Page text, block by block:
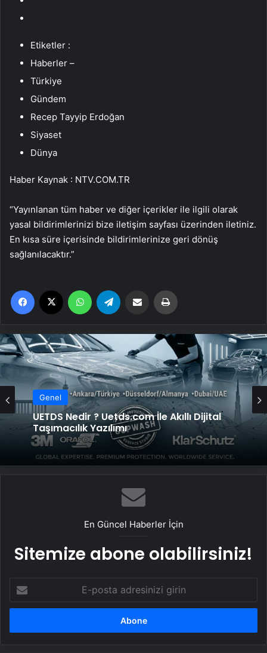
Etiketler :
Haberler –
Türkiye
Gündem
Recep Tayyip Erdoğan
Siyaset
Dünya
Haber Kaynak : NTV.COM.TR
“Yayınlanan tüm haber ve diğer içerikler ile ilgili olarak
yasal bildirimlerinizi bize iletişim sayfası üzerinden iletiniz.
En kısa süre içerisinde bildirimlerinize geri dönüş
sağlanılacaktır.”
Facebook WhatsApp Email'den paylaş
Genel
UETDS Nedir ? Uetds.com İle Akıllı Dijital
Taşımacılık Yazılımı
En Güncel Haberler İçin
Sitemize abone olabilirsiniz!
posta
adresinizi